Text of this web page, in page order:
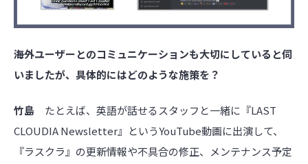
――海外ユーザーとのコミュニケーションも大切にしていると伺
いましたが、具体的にはどのような施策を？
竹島 たとえば、英語が話せるスタッフと一緒に『LAST
CLOUDIA Newsletter』というYouTube動画に出演して、
『ラスクラ』の更新情報や不具合の修正、メンテナンス予定